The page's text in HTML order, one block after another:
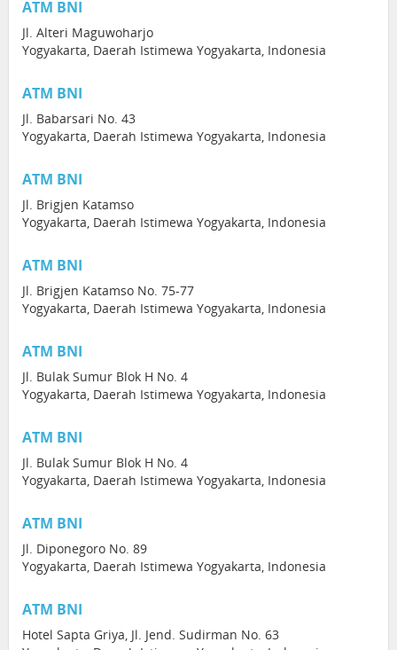
ATM BNI
Jl. Alteri Maguwoharjo
Yogyakarta, Daerah Istimewa Yogyakarta, Indonesia
ATM BNI
Jl. Babarsari No. 43
Yogyakarta, Daerah Istimewa Yogyakarta, Indonesia
ATM BNI
Jl. Brigjen Katamso
Yogyakarta, Daerah Istimewa Yogyakarta, Indonesia
ATM BNI
Jl. Brigjen Katamso No. 75-77
Yogyakarta, Daerah Istimewa Yogyakarta, Indonesia
ATM BNI
Jl. Bulak Sumur Blok H No. 4
Yogyakarta, Daerah Istimewa Yogyakarta, Indonesia
ATM BNI
Jl. Bulak Sumur Blok H No. 4
Yogyakarta, Daerah Istimewa Yogyakarta, Indonesia
ATM BNI
Jl. Diponegoro No. 89
Yogyakarta, Daerah Istimewa Yogyakarta, Indonesia
ATM BNI
Hotel Sapta Griya, Jl. Jend. Sudirman No. 63